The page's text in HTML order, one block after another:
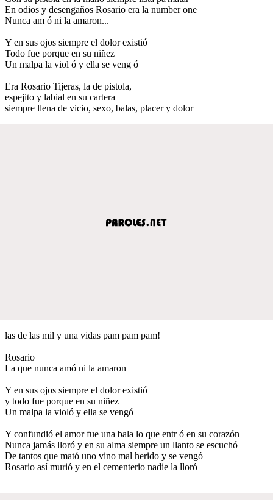
En odios y desengaños Rosario era la number one
Nunca am ó ni la amaron...
Y en sus ojos siempre el dolor existió
Todo fue porque en su niñez
Un malpa la viol ó y ella se veng ó
Era Rosario Tijeras, la de pistola,
espejito y labial en su cartera
siempre llena de vicio, sexo, balas, placer y dolor
las de las mil y una vidas pam pam pam!
Rosario
La que nunca amó ni la amaron
Y en sus ojos siempre el dolor existió
y todo fue porque en su niñez
Un malpa la violó y ella se vengó
Y confundió el amor fue una bala lo que entr ó en su corazón
Nunca jamás lloró y en su alma siempre un llanto se escuchó
De tantos que mató uno vino mal herido y se vengó
Rosario así murió y en el cementerio nadie la lloró